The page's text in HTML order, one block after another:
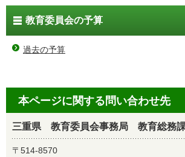
教育委員会の予算
過去の予算
本ページに関する問い合わせ先
三重県 教育委員会事務局 教育総務
〒514-8570